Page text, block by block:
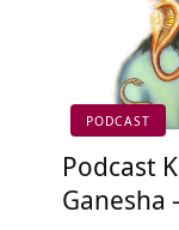
PODCAST
Podcast
Ganesha